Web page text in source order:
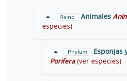
Reino Animales
especies)
Phylum
Esponjas
Porifera (ver especies)